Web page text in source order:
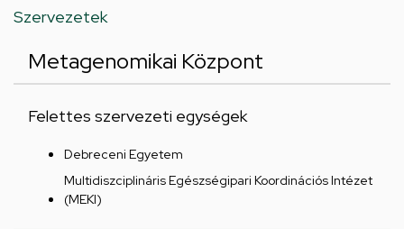
Szervezetek
Metagenomikai Központ
Felettes szervezeti egységek
Debreceni Egyetem
Multidiszciplináris Egészségipari Koordinációs Intézet
(MEKI)